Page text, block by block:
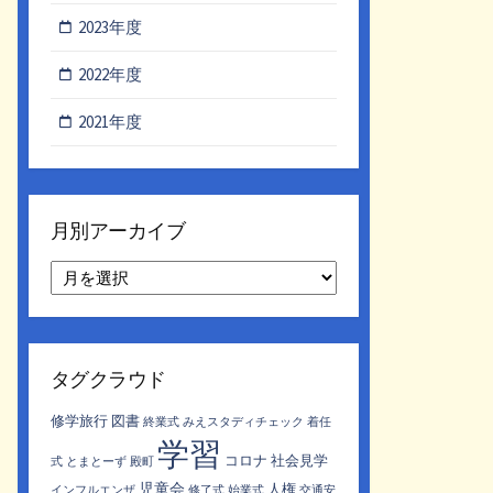
2023年度
2022年度
2021年度
月別アーカイブ
別
ア
ー
イ
ブ
タグクラウド
修学旅行 図書 終業式 みえスタディチェック 着任
式 とまとーず 殿町 学習 コロナ 社会見学
児童会 人権